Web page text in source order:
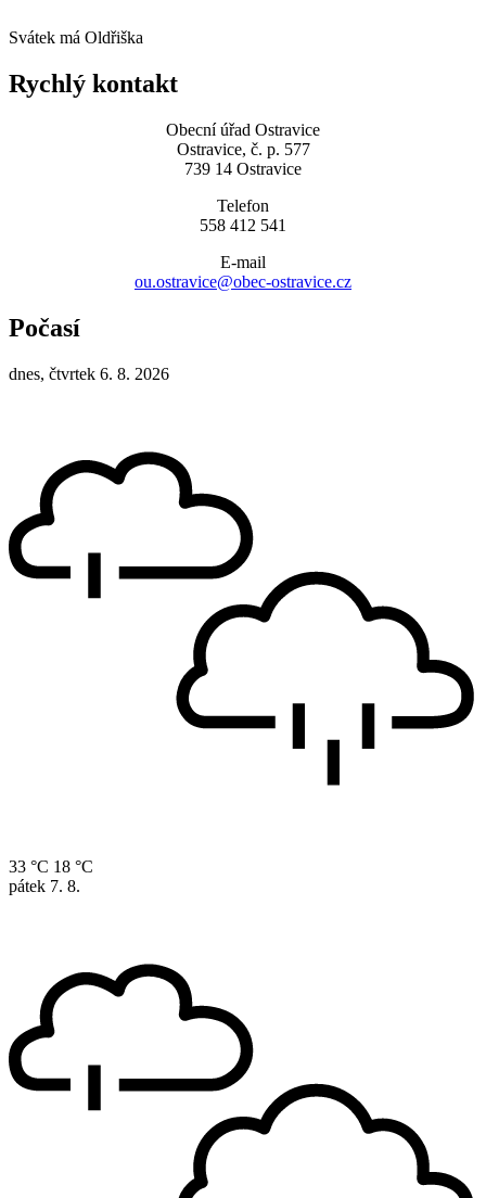
Svátek má Oldřiška
Rychlý kontakt
Obecní úřad Ostravice
Ostravice, č. p. 577
739 14 Ostravice
Telefon
558 412 541
E-mail
ou.ostravice@obec-ostravice.cz
Počasí
dnes, čtvrtek 6. 8. 2026
33 °C 18 °C
pátek 7. 8.